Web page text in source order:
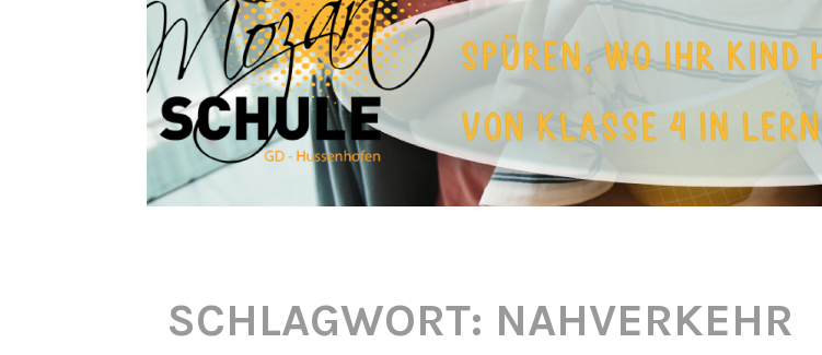
SCHLAGWORT: NAHVERKEHR